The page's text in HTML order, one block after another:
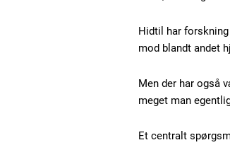
Hidtil har
mod blandt andet
Men der har også
meget man
Et centralt